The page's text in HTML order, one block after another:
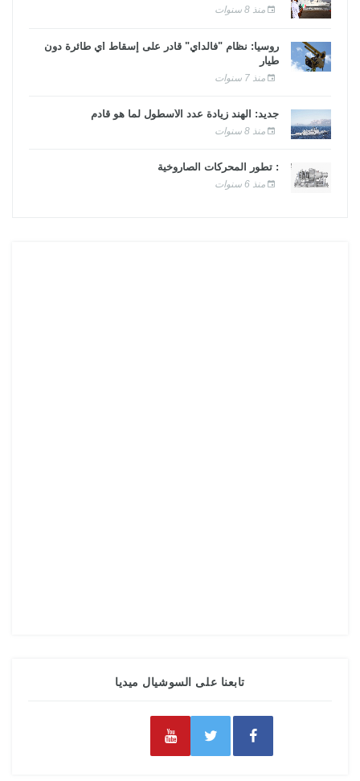
منذ 8 سنوات
روسيا: نظام "فالداي" قادر على إسقاط أي طائرة دون
طيار
منذ 7 سنوات
جديد: الهند زيادة عدد الأسطول لما هو قادم
منذ 8 سنوات
: تطور المحركات الصاروخية
منذ 6 سنوات
تابعنا على السوشيال ميديا